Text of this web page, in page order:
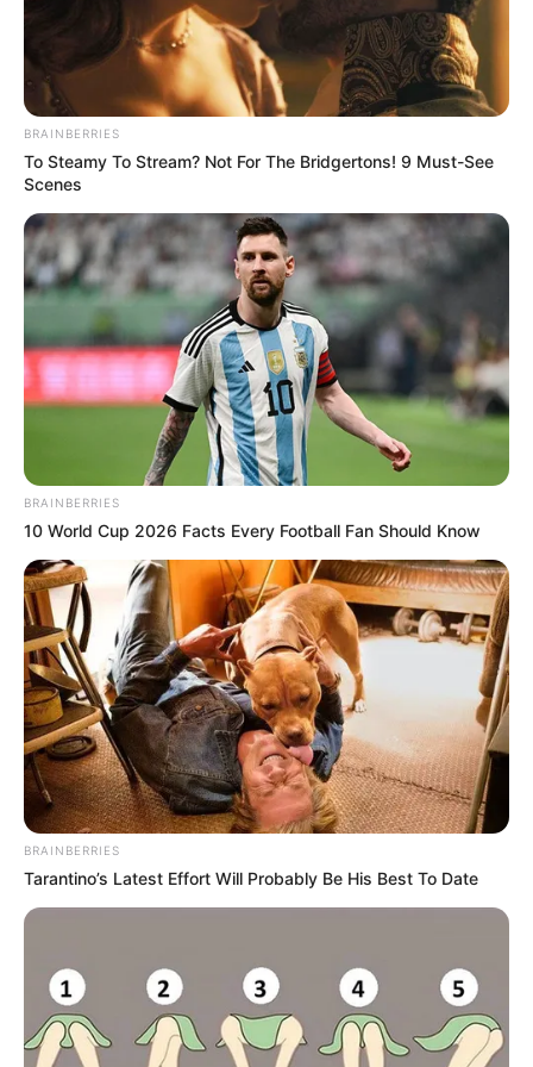
BRAINBERRIES
To Steamy To Stream? Not For The Bridgertons! 9 Must-See
Scenes
BRAINBERRIES
10 World Cup 2026 Facts Every Football Fan Should Know
BRAINBERRIES
Tarantino’s Latest Effort Will Probably Be His Best To Date